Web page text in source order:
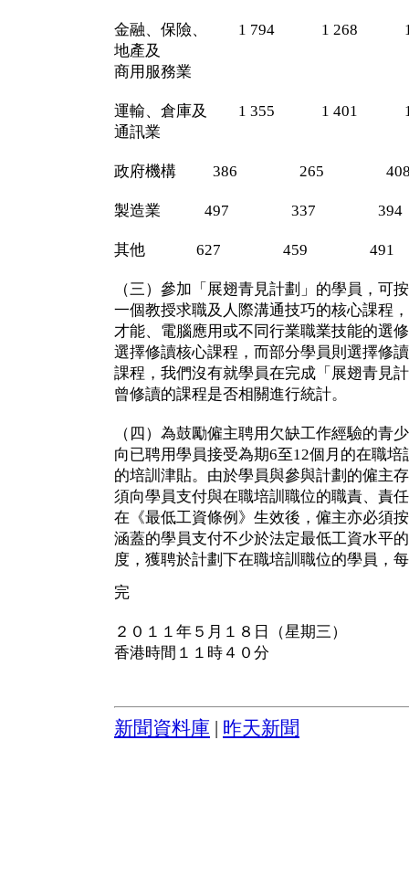
金融、保險、 1 794 1 268 1
地產及
商用服務業
運輸、倉庫及 1 355 1 401 1
通訊業
政府機構 386 265
製造業 497 337 394
其他 627 459 491
（三）參加「展翅青見計劃」的學員，可
一個教授求職及人際溝通技巧的核心課程
才能、電腦應用或不同行業職業技能的選
選擇修讀核心課程，而部分學員則選擇修
課程，我們沒有就學員在完成「展翅青見
曾修讀的課程是否相關進行統計。
（四）為鼓勵僱主聘用欠缺工作經驗的青
向已聘用學員接受為期6至12個月的在職培
的培訓津貼。由於學員與參與計劃的僱主
須向學員支付與在職培訓職位的職責、責
在《最低工資條例》生效後，僱主亦必須
涵蓋的學員支付不少於法定最低工資水平
度，獲聘於計劃下在職培訓職位的學員，
完
２０１１年５月１８日（星期三）
香港時間１１時４０分
新聞資料庫 昨天新聞